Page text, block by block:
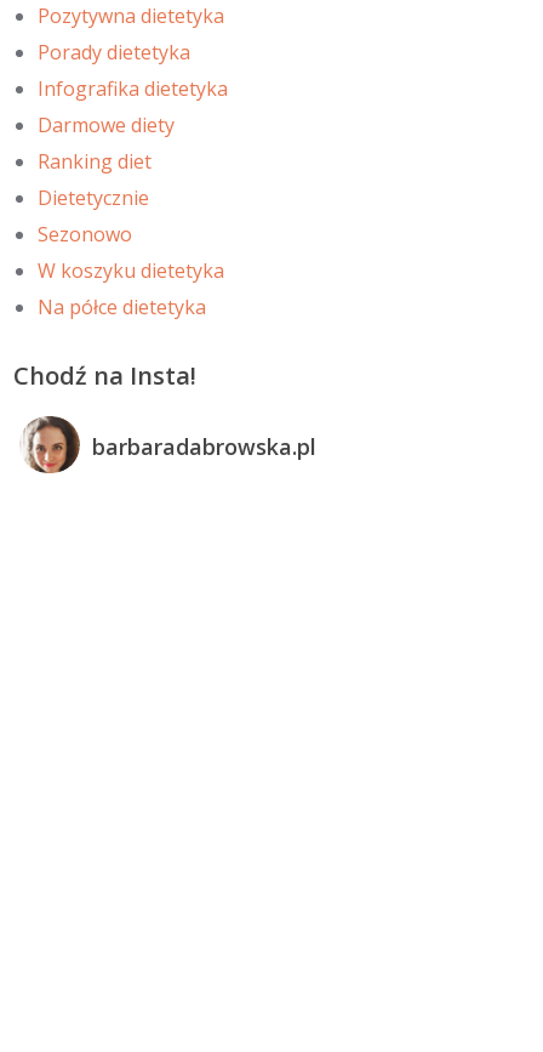
Pozytywna dietetyka
Porady dietetyka
Infografika dietetyka
Darmowe diety
Ranking diet
Dietetycznie
Sezonowo
W koszyku dietetyka
Na półce dietetyka
Chodź na Insta!
barbaradabrowska.pl